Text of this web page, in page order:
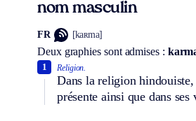
nom masculin
FR [kaʀma]
Deux graphies sont admises :
Religion.
Dans la religion hindouiste,
présente ainsi que dans
1